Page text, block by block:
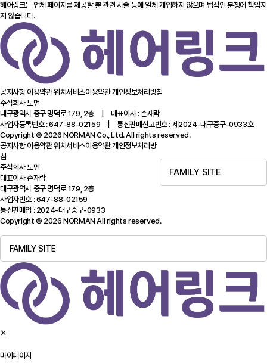
헤어링크는 업체 페이지를 제공할 뿐 관련 시술 등에 일체 개입하지 않으며 법적인 분쟁에 책임지
지 않습니다.
공지사항이용약관위치서비스이용약관개인정보처리방침
주식회사 노먼
대구광역시 중구 명덕로 179, 2층 | 대표이사 : 손재락
사업자등록번호 : 647-88-02159 | 통신판매신고번호 : 제2024-대구중구-0933호
Copyright © 2026 NORMAN Co., Ltd. All rights reserved.
FAMILY SITE
공지사항이용약관위치서비스이용약관개인정보처리방
침
주식회사 노먼
대표이사 손재락
대구광역시 중구 명덕로 179, 2층
사업자번호 : 647-88-02159
통신판매업 : 2024-대구중구-0933
Copyright © 2026 NORMAN All rights reserved.
FAMILY SITE
✕
마이페이지